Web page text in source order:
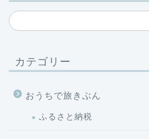
カテゴリー
おうちで旅きぶん
ふるさと納税